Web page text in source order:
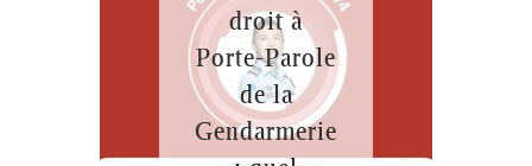
droit à
Porte-Parole
de la
Gendarmerie